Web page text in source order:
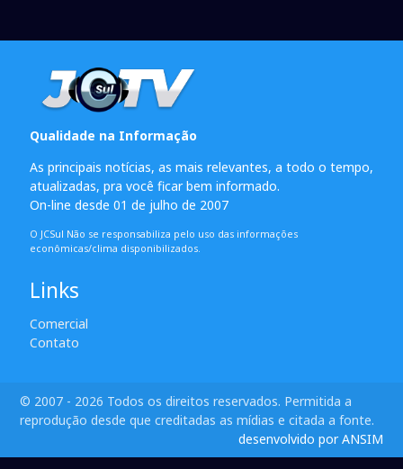
Qualidade na Informação
As principais notícias, as mais relevantes, a todo o tempo,
atualizadas, pra você ficar bem informado.
On-line desde 01 de julho de 2007
O JCSul Não se responsabiliza pelo uso das informações
econômicas/clima disponibilizados.
Links
Comercial
Contato
© 2007 - 2026 Todos os direitos reservados. Permitida a
reprodução desde que creditadas as mídias e citada a fonte.
desenvolvido por ANSIM